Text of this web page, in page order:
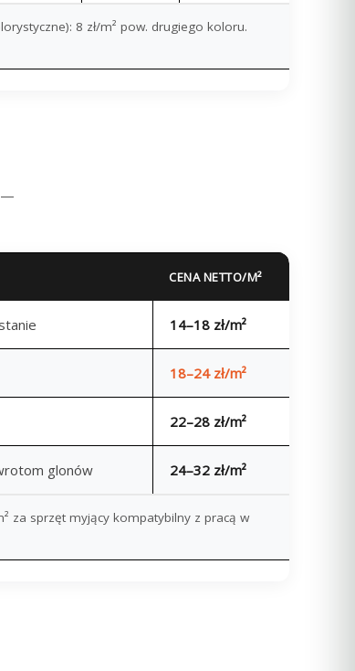
8 zł/m² pow. drugiego koloru.
—
CENA NETTO/M²
14–18 zł/m²
18–24 zł/m²
22–28 zł/m²
glonów 24–32 zł/m²
za sprzęt myjący kompatybilny z pracą w